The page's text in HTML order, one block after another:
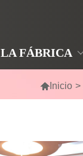
LA FÁBRICA
 Inicio >